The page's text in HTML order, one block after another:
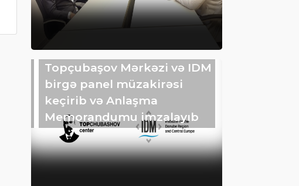
Topçubaşov Mərkəzi və IDM
birgə panel müzakirəsi
keçirib və Anlaşma
Memorandumu imzalayıb